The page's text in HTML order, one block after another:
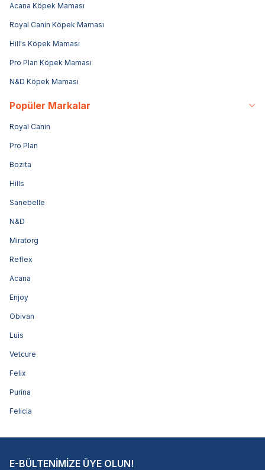
Acana Köpek Maması
Royal Canin Köpek Maması
Hill's Köpek Maması
Pro Plan Köpek Maması
N&D Köpek Maması
Popüler Markalar
Royal Canin
Pro Plan
Bozita
Hills
Sanebelle
N&D
Miratorg
Reflex
Acana
Enjoy
Obivan
Luis
Vetcure
Felix
Purina
Felicia
E-BÜLTENİMİZE ÜYE OLUN!